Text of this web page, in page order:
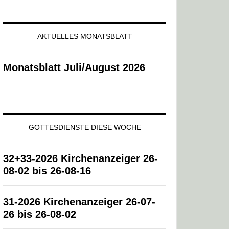
AKTUELLES MONATSBLATT
Monatsblatt Juli/August 2026
GOTTESDIENSTE DIESE WOCHE
32+33-2026 Kirchenanzeiger 26-
08-02 bis 26-08-16
31-2026 Kirchenanzeiger 26-07-
26 bis 26-08-02